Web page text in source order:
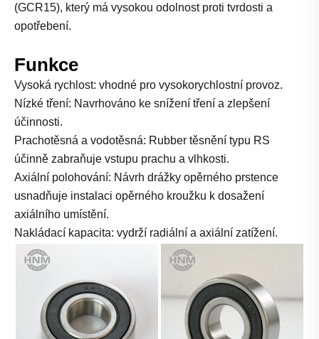
(GCR15), který má vysokou odolnost proti tvrdosti a
opotřebení.
Funkce
Vysoká rychlost: vhodné pro vysokorychlostní provoz.
Nízké tření: Navrhováno ke snížení tření a zlepšení
účinnosti.
Prachotěsná a vodotěsná: Rubber těsnění typu RS
účinně zabraňuje vstupu prachu a vlhkosti.
Axiální polohování: Návrh drážky opěrného prstence
usnadňuje instalaci opěrného kroužku k dosažení
axiálního umístění.
Nakládací kapacita: vydrží radiální a axiální zatížení.